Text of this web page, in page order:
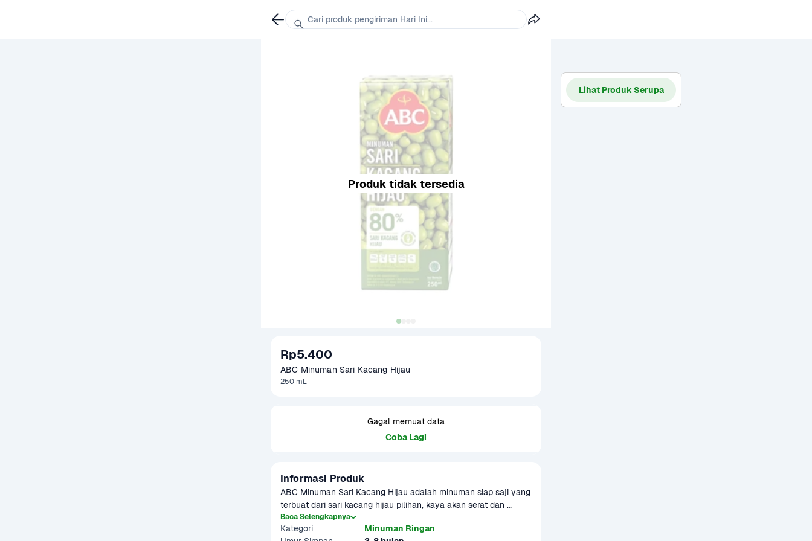
Produk tidak tersedia
Rp5.400
ABC Minuman Sari Kacang Hijau
250 mL
Gagal memuat data
Coba Lagi
Informasi Produk
ABC Minuman Sari Kacang Hijau adalah minuman siap saji yang
terbuat dari sari kacang hijau pilihan, kaya akan serat dan
protein nabati. Minuman ini juga mengandung vitamin B
kompleks yang baik untuk menjaga stamina dan kesehatan
Baca Selengkapnya
Kategori
Minuman Ringan
Lihat Produk Serupa
Cari produk pengiriman Hari Ini...